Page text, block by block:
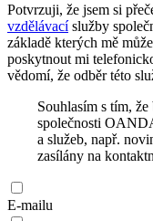
Potvrzuji, že jsem si
vzdělávacíslužby
základě kterých mě
poskytnout mi
vědomí, že odběr této
Souhlasím s tím,
společnosti
a služeb, např.
zasílány na
E-mailu